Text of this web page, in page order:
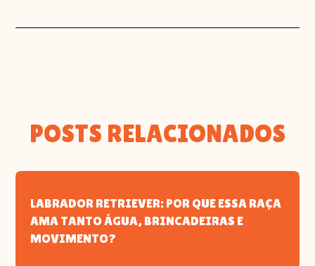
POSTS RELACIONADOS
LABRADOR RETRIEVER: POR QUE ESSA RAÇA
AMA TANTO ÁGUA, BRINCADEIRAS E
MOVIMENTO?